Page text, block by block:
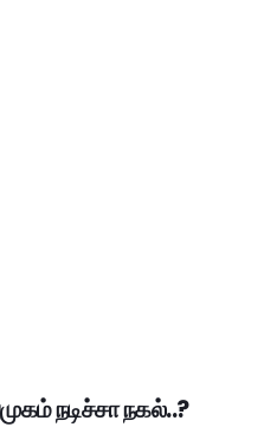
நடிச்சா நகல்..?